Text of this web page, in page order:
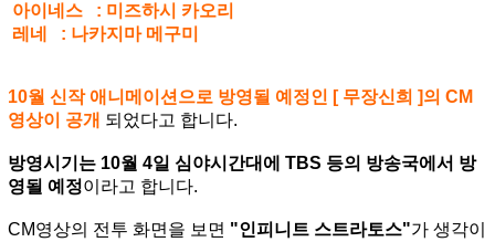
아이네스 : 미즈하시 카오리
레네 : 나카지마 메구미
10월 신작 애니메이션으로 방영될 예정인 [ 무장신희 ]의 CM
영상이 공개 되었다고 합니다.
방영시기는 10월 4일 심야시간대에 TBS 등의 방송국에서 방
영될 예정이라고 합니다.
CM영상의 전투 화면을 보면 "인피니트 스트라토스"가 생각이